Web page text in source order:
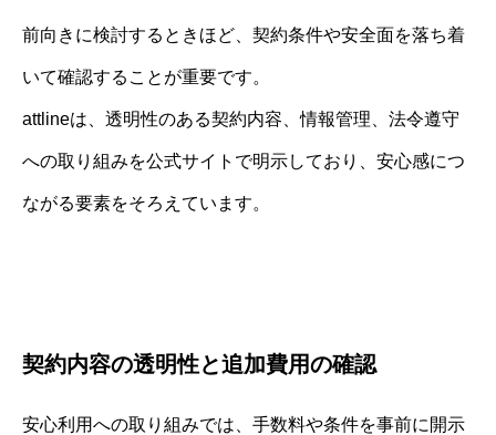
前向きに検討するときほど、契約条件や安全面を落ち着
いて確認することが重要です。
attlineは、透明性のある契約内容、情報管理、法令遵守
への取り組みを公式サイトで明示しており、安心感につ
ながる要素をそろえています。
契約内容の透明性と追加費用の確認
安心利用への取り組みでは、手数料や条件を事前に開示